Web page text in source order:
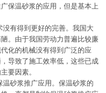
保温砂浆的应用，但是基本上
有得到更好的完善。我国大
。由于我国劳动力普遍比较廉
化的机械没有得到广泛的应
导致了施工效率低，这些已成
要因素。
砂浆推广应用。保温砂浆的